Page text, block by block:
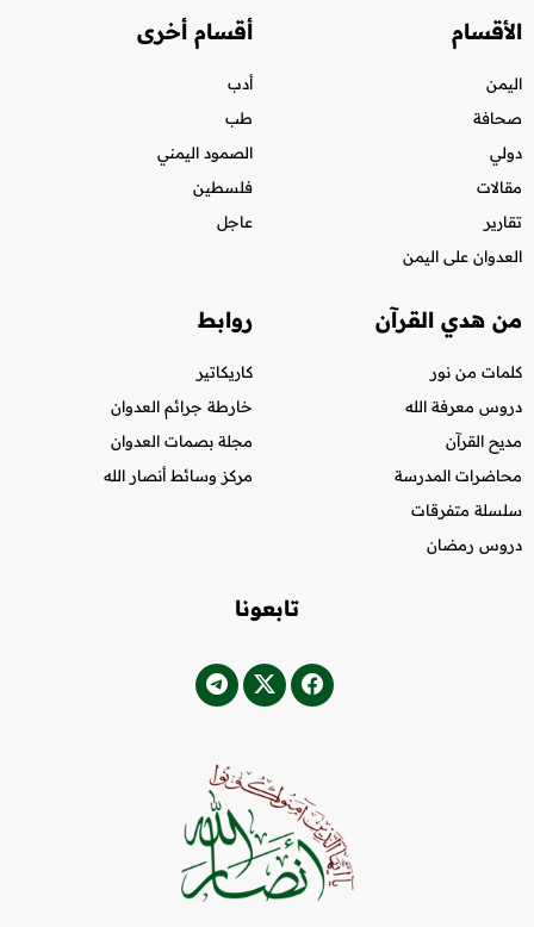
الأقسام
اليمن
صحافة
دولي
مقالات
تقارير
العدوان على اليمن
أقسام أخرى
أدب
طب
الصمود اليمني
فلسطين
عاجل
من هدي القرآن
كلمات من نور
دروس معرفة الله
مديح القرآن
محاضرات المدرسة
سلسلة متفرقات
دروس رمضان
روابط
كاريكاتير
خارطة جرائم العدوان
مجلة بصمات العدوان
مركز وسائط أنصار الله
تابعونا